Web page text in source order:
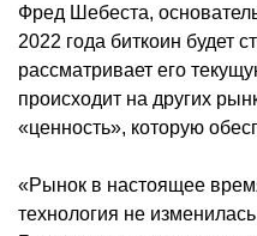
Фред Шебеста,
2022 года биткоин будет
рассматривает его
происходит на других
«ценность», которую
«Рынок в настоящее
технология не